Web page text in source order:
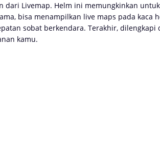
dari Livemap. Helm ini memungkinkan
bisa menampilkan live maps pada kaca
sobat berkendara. Terakhir, dilengkapi
kamu.